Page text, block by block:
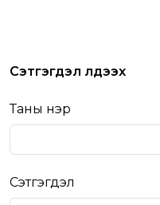
Сэтгэгдэл үлдээх
Таны нэр
Сэтгэгдэл